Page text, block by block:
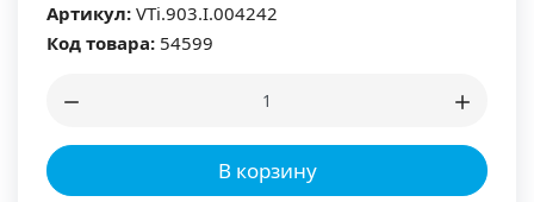
Артикул: VTi.903.I.004242
Код товара: 54599
В корзину